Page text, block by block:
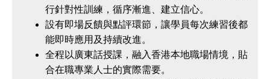
行針對性訓練，循序漸進、建立信心。
設有即場反饋與點評環節，讓學員每次練習後都
能即時應用及持續改進。
全程以廣東話授課，融入香港本地職場情境，貼
合在職專業人士的實際需要。